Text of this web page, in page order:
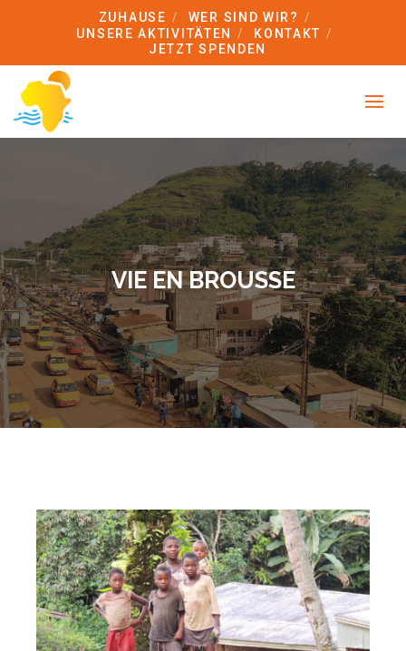
ZUHAUSE
WER SIND WIR?
UNSERE AKTIVITÄTEN
KONTAKT
JETZT SPENDEN
VIE EN BROUSSE